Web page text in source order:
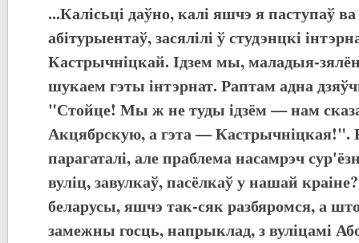
...Калісьці даўно, калі яшчэ я паступаў ва
абітурыентаў, засялілі ў студэнцкі
Кастрычніцкай. Ідзем мы, маладыя-
шукаем гэты інтэрнат. Раптам адна
"Стойце! Мы ж не туды ідзём — нам
Акцябрскую, а гэта — Кастрычніцкая!".
парагаталі, але праблема насамрэч
вуліц, завулкаў, пасёлкаў у нашай
беларусы, яшчэ так-сяк разбяромся, а што
замежны госць, напрыклад, з вуліцамі